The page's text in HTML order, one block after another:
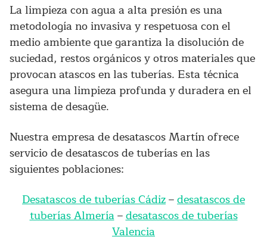
La limpieza con agua a alta presión es una
metodología no invasiva y respetuosa con el
medio ambiente que garantiza la disolución de
suciedad, restos orgánicos y otros materiales que
provocan atascos en las tuberías. Esta técnica
asegura una limpieza profunda y duradera en el
sistema de desagüe.
Nuestra empresa de desatascos Martín ofrece
servicio de desatascos de tuberías en las
siguientes poblaciones:
Desatascos de tuberías Cádiz–desatascos de
tuberías Almería–desatascos de tuberías
Valencia